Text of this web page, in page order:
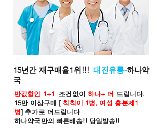
15년간 재구매율1위!!!대진유통-하나약
국
반값할인 1+1 조건없이 하나+ 더 드립니다.
15만 이상구매 [ 칙칙이 1병, 여성 흥분제1
병] 추가로 더드립니다
하나약국만의 빠른배송!! 당일발송!!